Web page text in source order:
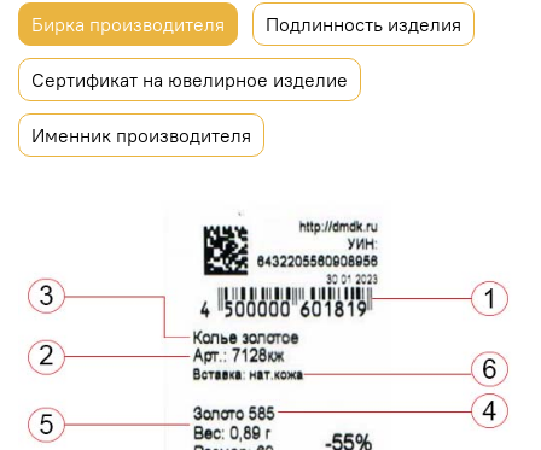
Бирка производителя Подлинность изделия
Сертификат на ювелирное изделие
Именник производителя